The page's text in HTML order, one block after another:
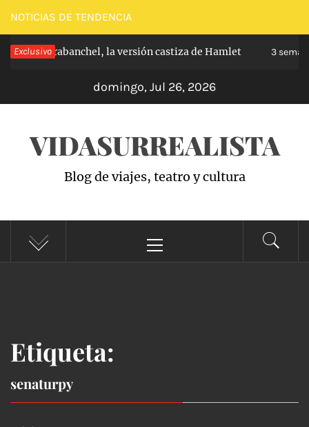
Saltar
al
contenido
NOTICIAS DE TENDENCIA
Exclusivo
de Carabanchel, la versión castiza de Hamlet 3
domingo, Jul 26, 2026
VIDASURREALISTA
Blog de viajes, teatro y cultura
principal
Etiqueta:
senaturpy